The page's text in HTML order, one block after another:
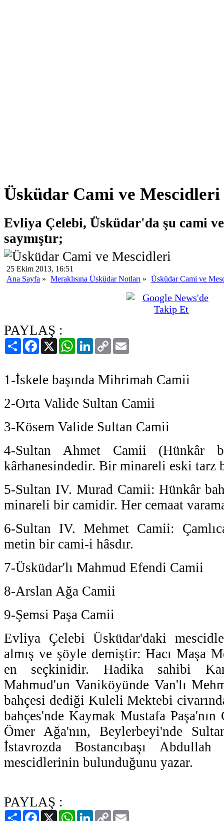
Üsküdar Cami ve Mescidleri
Evliya Çelebi, Üsküdar'da şu cami
saymıştır;
25 Ekim 2013, 16:51
Ana Sayfa » Meraklısına Üsküdar Notları » Üsküdar Cami ve
PAYLAŞ :
PaylaşFacebook
X WhatsAppLinkedIn
Copy
Link
1-İskele başında Mihrimah Camii
2-Orta Valide Sultan Camii
3-Kösem Valide Sultan Camii
4-Sultan Ahmet Camii (Hünkâr
kârhanesindedir. Bir minareli eski tarz
5-Sultan IV. Murad Camii: Hünkâr
minareli bir camidir. Her cemaat
6-Sultan IV. Mehmet Camii:
metin bir cami-i hâsdır.
7-Üsküdar'lı Mahmud Efendi Camii
8-Arslan Ağa Camii
9-Şemsi Paşa Camii
Evliya Çelebi Üsküdar'daki
almış ve şöyle demiştir: Hacı Maşa
en seçkinidir. Hadika sahibi
Mahmud'un Vaniköyünde Van'lı
bahçesi dediği Kuleli Mektebi
bahçes'nde Kaymak Mustafa Paşa'nın
Ömer Ağa'nın, Beylerbeyi'nde
İstavrozda Bostancıbaşı
mescidlerinin bulunduğunu yazar.
PAYLAŞ :
PaylaşFacebook
X WhatsAppLinkedIn
Copy